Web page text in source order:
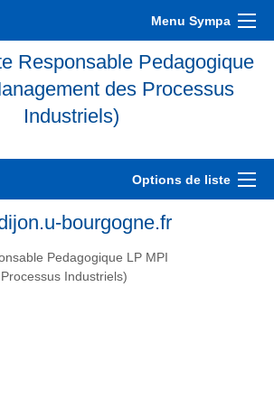
Menu Sympa
Responsable Pedagogique
des Processus
Industriels)
Options de liste
bourgogne.fr
Pedagogique LP MPI
Industriels)